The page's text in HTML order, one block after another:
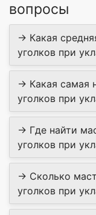
вопросы
→ Какая
уголков при
→ Какая самая
уголков при
→ Где найти
уголков при
→ Сколько
уголков при